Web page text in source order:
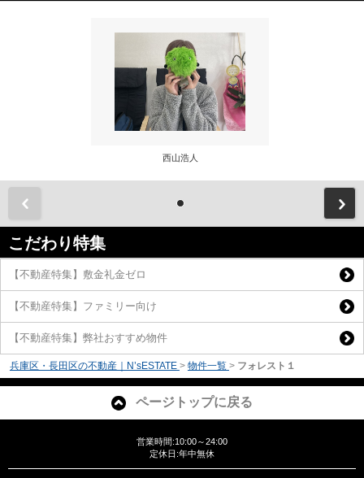
西山浩人
こだわり特集
【不動産特集】敷金礼金ゼロ
【不動産特集】ファミリー向け
【不動産特集】弊社おすすめ物件
兵庫区・長田区の不動産｜N’sESTATE > 物件一覧 > フォレスト１
ページトップに戻る
営業時間:10:00～24:00
定休日:年中無休